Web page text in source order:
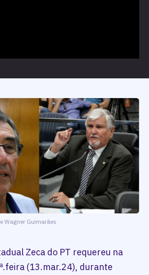
Wagner Guimarães
Zeca do PT requereu na
(13.mar.24), durante